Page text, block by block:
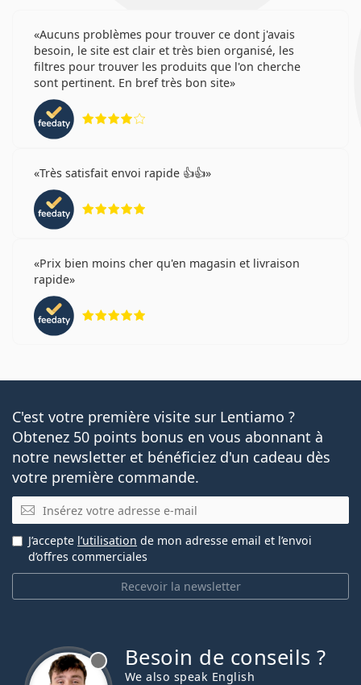
Aucuns problèmes pour trouver ce dont j'avais
besoin, le site est clair et très bien organisé, les
filtres pour trouver les produits que l'on cherche
sont pertinent. En bref très bon site
Très satisfait envoi rapide 👍👍
Prix bien moins cher qu'en magasin et livraison
rapide
C'est votre première visite sur Lentiamo ?
Obtenez 50 points bonus en vous abonnant à
notre newsletter et bénéficiez d'un cadeau dès
votre première commande.
E-mail
Recevoir la newsletter
J’accepte l’utilisation de mon adresse email et l’envoi
d’offres commerciales
Besoin de conseils ?
We also speak English